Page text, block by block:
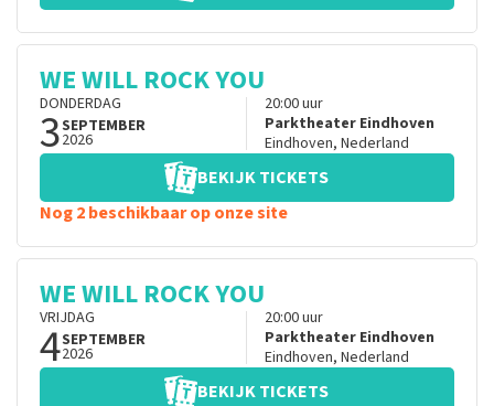
WE WILL ROCK YOU
DONDERDAG
3SEPTEMBER
2026
20:00uur
Parktheater Eindhoven
Eindhoven, Nederland
BEKIJK TICKETS
Nog 2 beschikbaar op onze site
WE WILL ROCK YOU
VRIJDAG
4SEPTEMBER
2026
20:00uur
Parktheater Eindhoven
Eindhoven, Nederland
BEKIJK TICKETS